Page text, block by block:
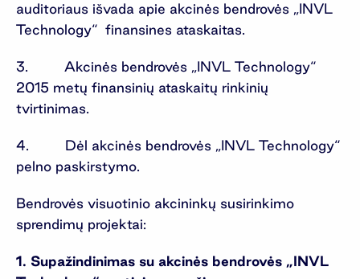
auditoriaus išvada apie akcinės bendrovės „INVL
Technology“ finansines ataskaitas.
3. Akcinės bendrovės „INVL Technology“
2015 metų finansinių ataskaitų rinkinių
tvirtinimas.
4. Dėl akcinės bendrovės „INVL Technology“
pelno paskirstymo.
Bendrovės visuotinio akcininkų susirinkimo
sprendimų projektai:
1. Supažindinimas su akcinės bendrovės „INVL